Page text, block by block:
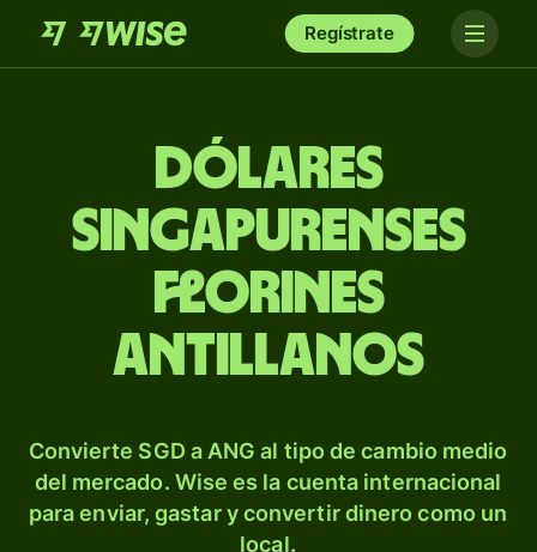
Regístrate
Dólares
singapurenses
florines
antillanos
Convierte SGD a ANG al tipo de cambio medio
del mercado. Wise es la cuenta internacional
para enviar, gastar y convertir dinero como un
local.